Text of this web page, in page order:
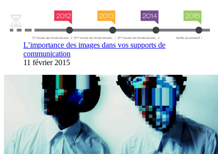
L’importance des images dans vos supports de
communication
11 février 2015